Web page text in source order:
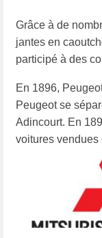
Grâce à de
jantes en
participé à des
En 1896,
Peugeot se
Adincourt. En
voitures vendues